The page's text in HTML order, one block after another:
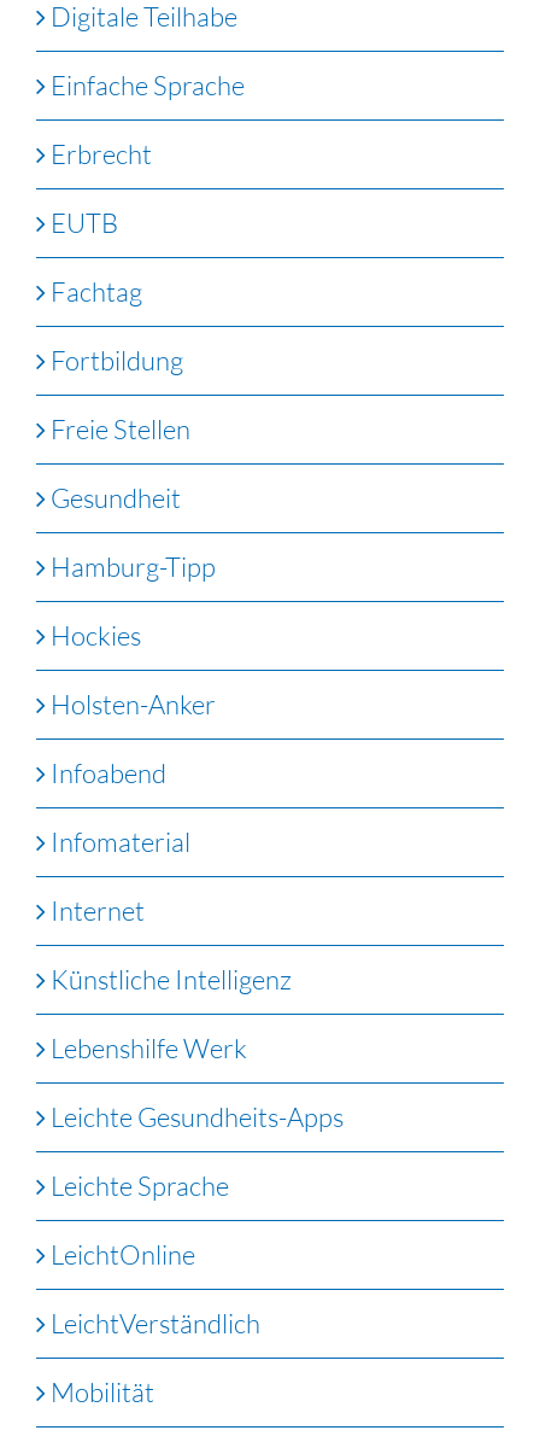
Digitale Teilhabe
Einfache Sprache
Erbrecht
EUTB
Fachtag
Fortbildung
Freie Stellen
Gesundheit
Hamburg-Tipp
Hockies
Holsten-Anker
Infoabend
Infomaterial
Internet
Künstliche Intelligenz
Lebenshilfe Werk
Leichte Gesundheits-Apps
Leichte Sprache
LeichtOnline
LeichtVerständlich
Mobilität